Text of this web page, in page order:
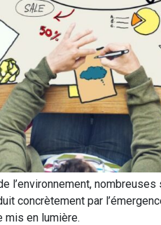
l’environnement,
concrètement par
mis en lumière.